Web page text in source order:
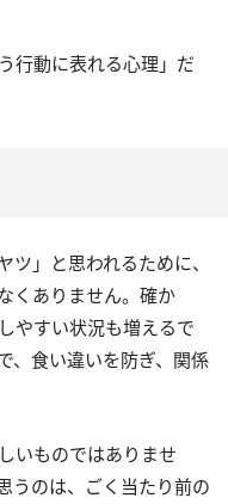
行動に表れる心理」だ
」と思われるために、
くありません。確か
やすい状況も増えるで
、食い違いを防ぎ、関係
いものではありませ
うのは、ごく当たり前の